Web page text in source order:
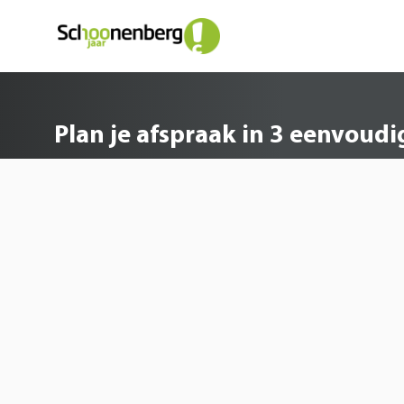
Plan je afspraak in 3